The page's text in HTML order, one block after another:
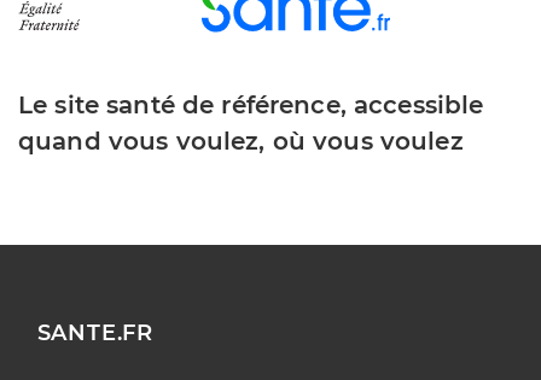
Le site santé de référence, accessible
quand vous voulez, où vous voulez
SANTE.FR